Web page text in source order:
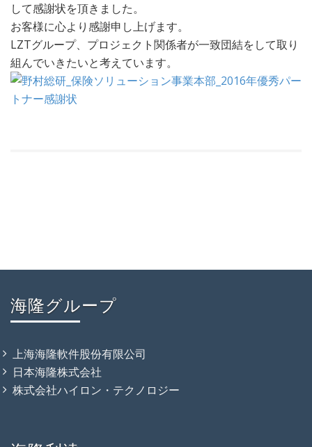
して感謝状を頂きました。
お客様に心より感謝申し上げます。
LZTグループ、プロジェクト関係者が一致団結をして取り
組んでいきたいと考えています。
海隆グループ
上海海隆軟件股份有限公司
日本海隆株式会社
株式会社ハイロン・テクノロジー